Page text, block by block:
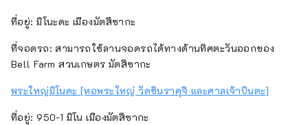
ที่อยู่: มิโนะดะ เมืองมัตสึซากะ
ที่จอดรถ: สามารถใช้ลานจอดรถได้ทางด้านทิศตะวันออกของ
Bell Farm สวนเกษตร มัตสึซากะ
พระใหญ่มิโนดะ [หอพระใหญ่ วัดชินราคุจิ และศาลเจ้าบินตะ]
ที่อยู่: 950-1 มิโน เมืองมัตสึซากะ